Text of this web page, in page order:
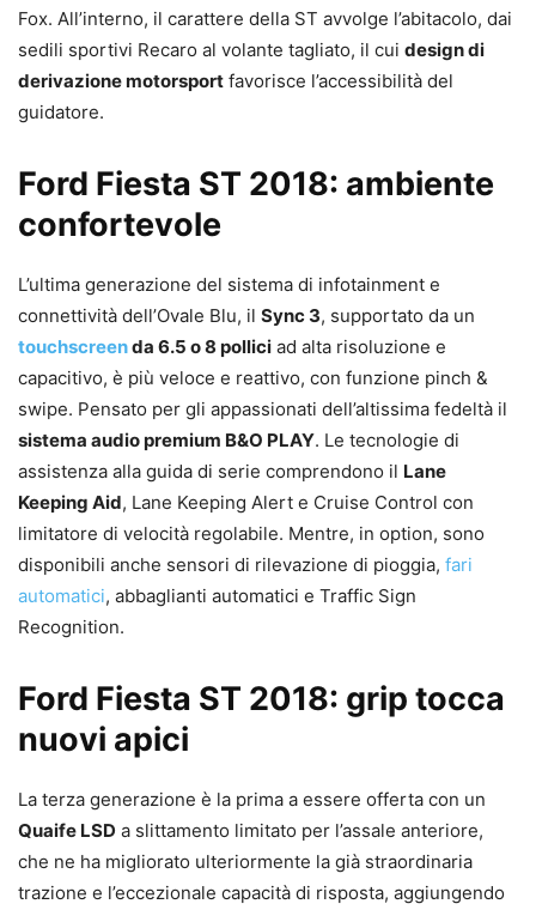
Fox. All’interno, il carattere della ST avvolge l’abitacolo, dai
sedili sportivi Recaro al volante tagliato, il cui design di
derivazione motorsport favorisce l’accessibilità del
guidatore.
Ford Fiesta ST 2018: ambiente
confortevole
L’ultima generazione del sistema di infotainment e
connettività dell’Ovale Blu, il Sync 3, supportato da un
touchscreenda 6.5 o 8 pollici ad alta risoluzione e
capacitivo, è più veloce e reattivo, con funzione pinch &
swipe. Pensato per gli appassionati dell’altissima fedeltà il
sistema audio premium B&O PLAY. Le tecnologie di
assistenza alla guida di serie comprendono il Lane
Keeping Aid, Lane Keeping Alert e Cruise Control con
limitatore di velocità regolabile. Mentre, in option, sono
disponibili anche sensori di rilevazione di pioggia, fari
automatici, abbaglianti automatici e Traffic Sign
Recognition.
Ford Fiesta ST 2018: grip tocca
nuovi apici
La terza generazione è la prima a essere offerta con un
Quaife LSD a slittamento limitato per l’assale anteriore,
che ne ha migliorato ulteriormente la già straordinaria
trazione e l’eccezionale capacità di risposta, aggiungendo